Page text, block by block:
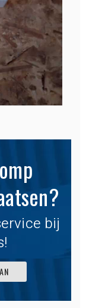
bij